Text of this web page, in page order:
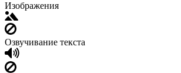
Изображения
Озвучивание текста